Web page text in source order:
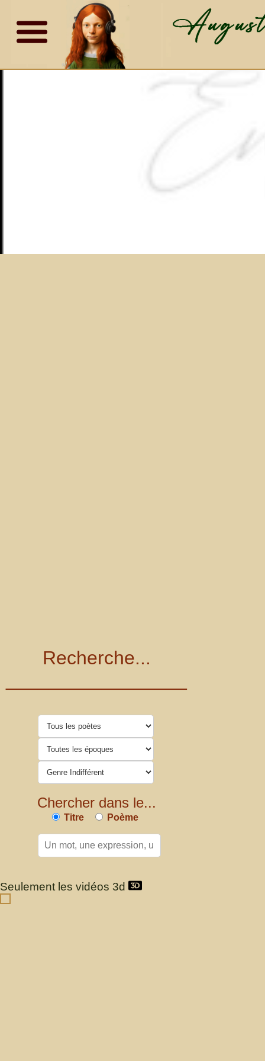
Recherche...
Chercher dans le...
Titre Poème
Seulement les vidéos 3d